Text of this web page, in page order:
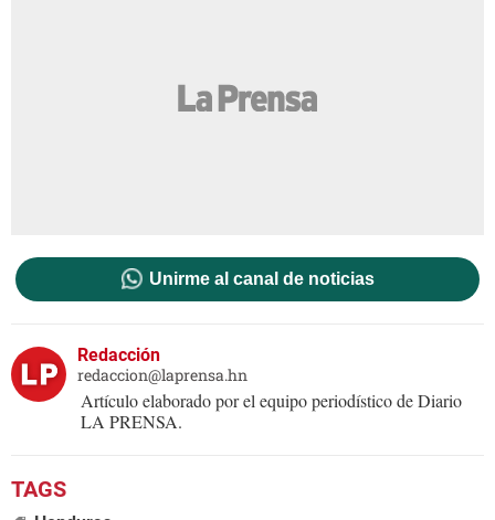
Unirme al canal de noticias
Redacción
redaccion@laprensa.hn
Artículo elaborado por el equipo periodístico de Diario
LA PRENSA.